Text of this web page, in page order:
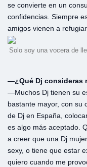
se convierte en un
confidencias. Siempre
amigos vienen a
Solo soy una vocera de
—¿Qué Dj consideras
—Muchos Dj tienen su
bastante mayor, con su
de Dj en España,
es algo más aceptado.
a creer que una Dj
sexy, o tiene que estar
quiero cuando me